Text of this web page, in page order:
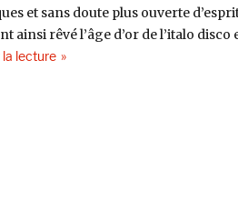
et sans doute plus ouverte
ainsi rêvé l’âge d’or de l’italo
lecturede « De la Hague à Rimini »